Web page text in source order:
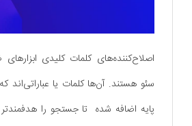
اصلاح‌کننده‌های کلمات کلیدی
سئو هستند. آن‌ها کلمات یا عباراتی‌اند
پایه اضافه شده تا جستجو را